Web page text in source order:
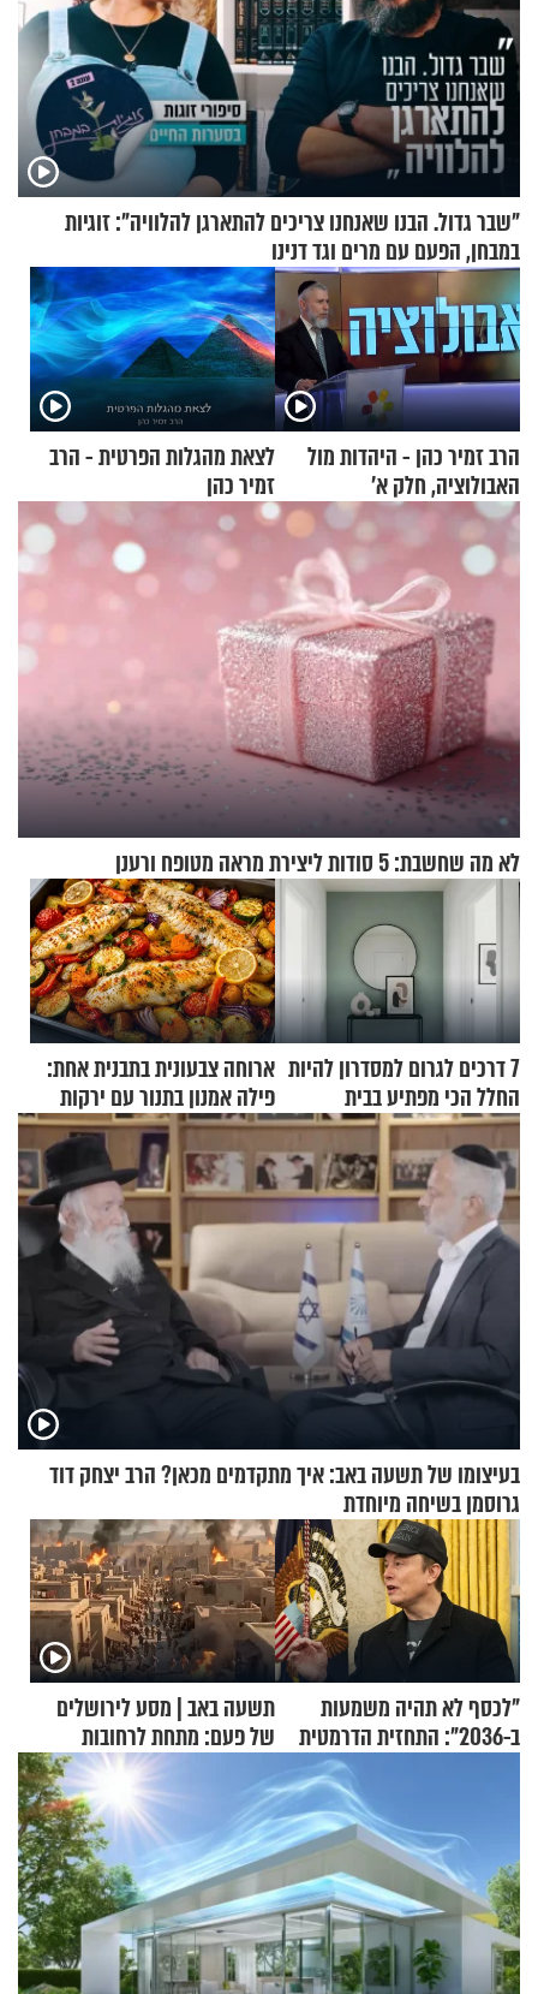
"שבר גדול. הבנו שאנחנו צריכים להתארגן להלוויה": זוגיות
במבחן, הפעם עם מרים וגד דנינו
הרב זמיר כהן - היהדות מול
האבולוציה, חלק א’
לצאת מהגלות הפרטית - הרב
זמיר כהן
לא מה שחשבת: 5 סודות ליצירת מראה מטופח ורענן
7 דרכים לגרום למסדרון להיות
החלל הכי מפתיע בבית
ארוחה צבעונית בתבנית אחת:
פילה אמנון בתנור עם ירקות
בעיצומו של תשעה באב: איך מתקדמים מכאן? הרב יצחק דוד
גרוסמן בשיחה מיוחדת
"לכסף לא תהיה משמעות
ב-2036": התחזית הדרמטית
של אילון מאסק על עתיד
תשעה באב | מסע לירושלים
של פעם: מתחת לרחובות